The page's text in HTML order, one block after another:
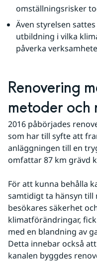
omställningsrisker
Även styrelsen
utbildning i vilka
påverka
Renovering
metoder och
2016 påbörjades
som har till syfte att
anläggningen till en
omfattar 87 km grävd
För att kunna behålla
samtidigt ta hänsyn till
besökares säkerhet
klimatförändringar,
med en blandning av
Detta innebar också
kanalen byggdes